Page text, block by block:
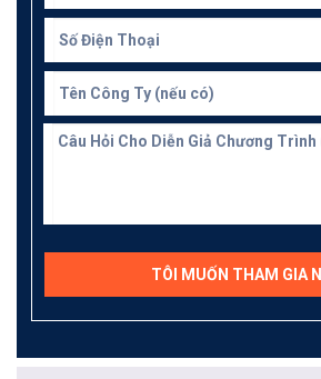
TÔI MUỐN THAM GIA